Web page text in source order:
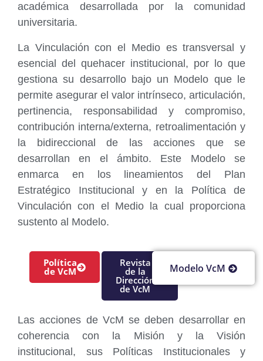
académica desarrollada por la comunidad
universitaria.
La Vinculación con el Medio es transversal y
esencial del quehacer institucional, por lo que
gestiona su desarrollo bajo un Modelo que le
permite asegurar el valor intrínseco, articulación,
pertinencia, responsabilidad y compromiso,
contribución interna/externa, retroalimentación y
la bidireccional de las acciones que se
desarrollan en el ámbito. Este Modelo se
enmarca en los lineamientos del Plan
Estratégico Institucional y en la Política de
Vinculación con el Medio la cual proporciona
sustento al Modelo.
Política
de VcM
Revista
de la
Dirección
de VcM
Modelo VcM
Las acciones de VcM se deben desarrollar en
coherencia con la Misión y la Visión
institucional, sus Políticas Institucionales y